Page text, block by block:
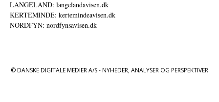
LANGELAND: langelandavisen.dk
KERTEMINDE: kertemindeavisen.dk
NORDFYN: nordfynsavisen.dk
© DANSKE DIGITALE MEDIER A/S - NYHEDER, ANALYSER OG PERSPEKTIVER